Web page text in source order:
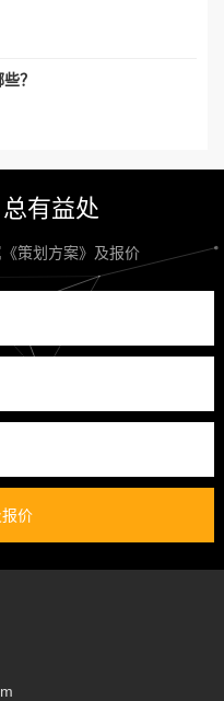
？
有益处
策划方案》及报价
价